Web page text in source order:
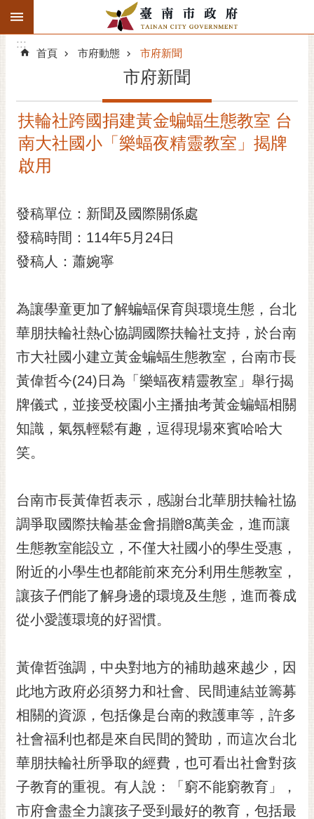
跳到主要內容區塊
搜
階
精彩府城
市府動態
市政資訊
黃
偉
哲
光
花
祭
網
站
導
覽
訂
閱
訂
閱
電
子
報
市
民
信
箱
:::
:::
首頁 市府動態 市府新聞
市府新聞
扶輪社跨國捐建黃金蝙蝠生態教室 台
南大社國小「樂蝠夜精靈教室」揭牌
啟用
發稿單位：新聞及國際關係處
發稿時間：114年5月24日
發稿人：蕭婉寧
為讓學童更加了解蝙蝠保育與環境生態，台北
華朋扶輪社熱心協調國際扶輪社支持，於台南
市大社國小建立黃金蝙蝠生態教室，台南市長
黃偉哲今(24)日為「樂蝠夜精靈教室」舉行揭
牌儀式，並接受校園小主播抽考黃金蝙蝠相關
知識，氣氛輕鬆有趣，逗得現場來賓哈哈大
笑。
台南市長黃偉哲表示，感謝台北華朋扶輪社協
調爭取國際扶輪基金會捐贈8萬美金，進而讓
生態教室能設立，不僅大社國小的學生受惠，
附近的小學生也都能前來充分利用生態教室，
讓孩子們能了解身邊的環境及生態，進而養成
從小愛護環境的好習慣。
黃偉哲強調，中央對地方的補助越來越少，因
此地方政府必須努力和社會、民間連結並籌募
相關的資源，包括像是台南的救護車等，許多
社會福利也都是來自民間的贊助，而這次台北
華朋扶輪社所爭取的經費，也可看出社會對孩
子教育的重視。有人說：「窮不能窮教育」，
市府會盡全力讓孩子受到最好的教育，包括最